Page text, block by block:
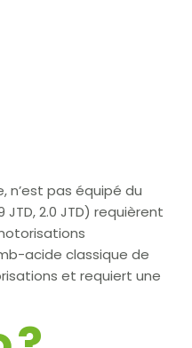
n’est pas équipé du
JTD, 2.0 JTD) requièrent
acide classique de
et requiert une